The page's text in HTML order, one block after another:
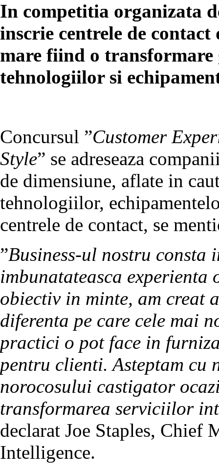
In competitia organizata
inscrie centrele de
mare fiind o
tehnologiilor si
Concursul ”Customer
Style” se adreseaza
de dimensiune, aflate in
tehnologiilor,
centrele de contact, se
”Business-ul nostru consta
imbunatateasca
obiectiv in minte, am creat
diferenta pe care cele mai
practici o pot face in
pentru clienti. Asteptam cu
norocosului castigator
transformarea serviciilor
declarat Joe Staples, Chief
Intelligence.